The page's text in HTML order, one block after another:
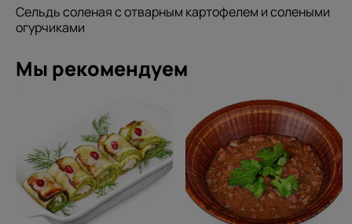
Сельдь соленая с отварным картофелем и солеными
огурчиками
Мы рекомендуем